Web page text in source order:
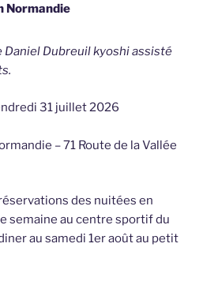
Normandie
Daniel Dubreuil kyoshi assisté
31 juillet 2026
– 71 Route de la Vallée
des nuitées en
semaine au centre sportif du
au samedi 1er août au petit